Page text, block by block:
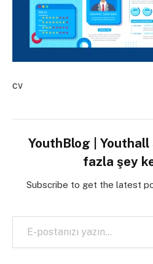
cv
YouthBlog |
fazla şey
Subscribe to get the latest
E-postanızı yazın…